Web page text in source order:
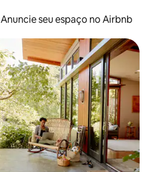
Anuncie seu espaço no Airbnb